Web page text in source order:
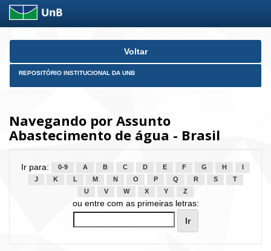
Skip
Voltar
REPOSITÓRIO INSTITUCIONAL DA UNB
Navegando por Assunto
Abastecimento de água - Brasil
Ir para: 0-9 A B C D E F G H
J
K L M N O P Q R S
T
U
V W X Y Z
ou entre com as primeiras letras: